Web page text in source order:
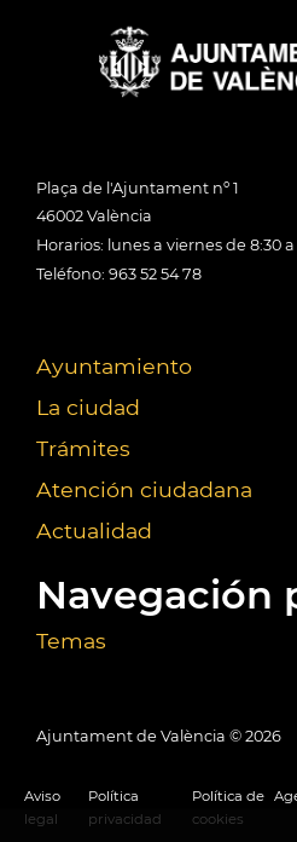
Plaça de l'Ajuntament nº 1
46002 València
Horarios: lunes a viernes de 8:30
Teléfono: 963 52 54 78
Ayuntamiento
La ciudad
Trámites
Atención ciudadana
Actualidad
Navegación
Temas
Ajuntament de València © 2026
Aviso
legal
Política
privacidad
Política de
cookies